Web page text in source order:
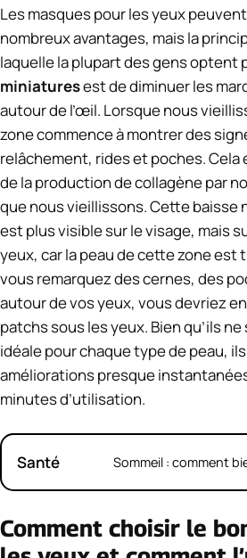
Les masques pour les yeux
nombreux avantages, mais la
laquelle la plupart des gens optent
miniaturesest de diminuer les
autour de l’œil. Lorsque nous
zone commence à montrer des
relâchement, rides et poches. Cela
de la production de collagène par
que nous vieillissons. Cette baisse
est plus visible sur le visage, mais
yeux, car la peau de cette zone est
vous remarquez des cernes, des
autour de vos yeux, vous devriez
patchs sous les yeux. Bien qu’ils
idéale pour chaque type de peau,
améliorations presque
minutes d’utilisation.
Santé Sommeil : comment
Comment choisir le